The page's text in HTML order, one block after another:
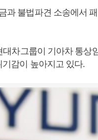
과 불법파견 소송에서
차그룹이 기아차 통상
감이 높아지고 있다.